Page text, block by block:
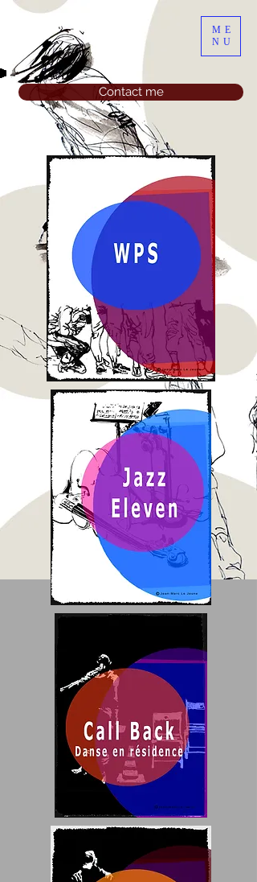
ME
NU
Contact me